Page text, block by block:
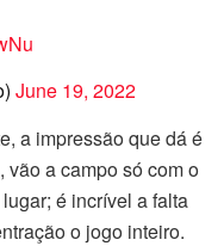
June 19, 2022
a impressão que dá é
vão a campo só com o
é incrível a falta
o jogo inteiro.